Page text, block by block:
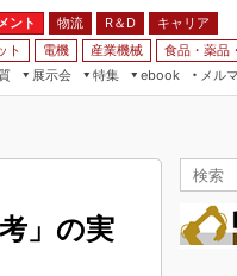
ント 物流 R＆D
キャリア
ト 電機 産業機械 食品・薬品
展示会
特集
ebook
メル
」の実